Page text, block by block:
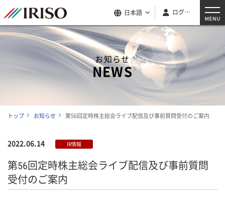
日本語 ログイン
お知らせ
NEWS
トップ お知らせ 第56回定時株主総会ライブ配信及び事前質問受付のご案内
2022.06.14 IR情報
第56回定時株主総会ライブ配信及び事前質問
受付のご案内